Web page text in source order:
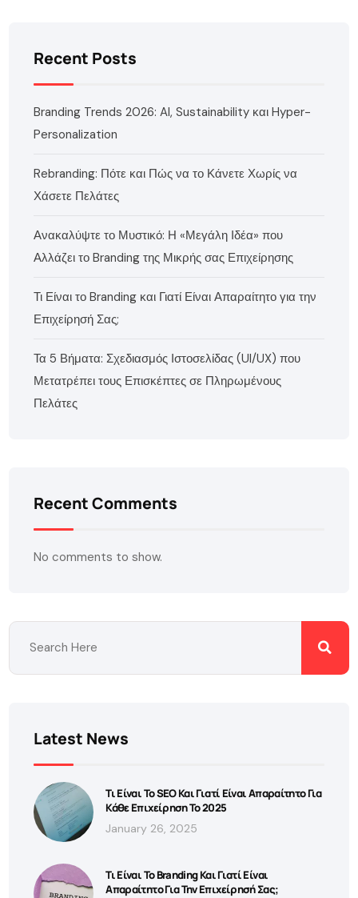
Recent Posts
Branding Trends 2026: AI, Sustainability και Hyper-
Personalization
Rebranding: Πότε και Πώς να το Κάνετε Χωρίς να
Χάσετε Πελάτες
Ανακαλύψτε το Μυστικό: Η «Μεγάλη Ιδέα» που
Αλλάζει το Branding της Μικρής σας Επιχείρησης
Τι Είναι το Branding και Γιατί Είναι Απαραίτητο για την
Επιχείρησή Σας;
Τα 5 Βήματα: Σχεδιασμός Ιστοσελίδας (UI/UX) που
Μετατρέπει τους Επισκέπτες σε Πληρωμένους
Πελάτες
Recent Comments
No comments to show.
Latest News
Τι Είναι Το SEO Και Γιατί Είναι Απαραίτητο Για
Κάθε Επιχείρηση Το 2025
January 26, 2025
Τι Είναι Το Branding Και Γιατί Είναι
Απαραίτητο Για Την Επιχείρησή Σας;